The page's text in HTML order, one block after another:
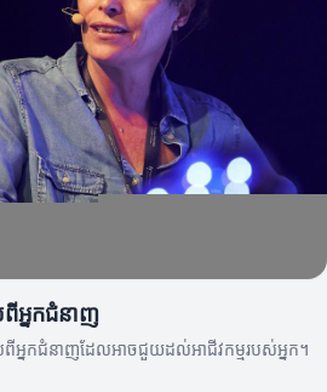
ពីអ្នកជំនាញ
លពីអ្នកជំនាញដែលអាចជួយដល់អាជីវកម្មរបស់អ្នក។